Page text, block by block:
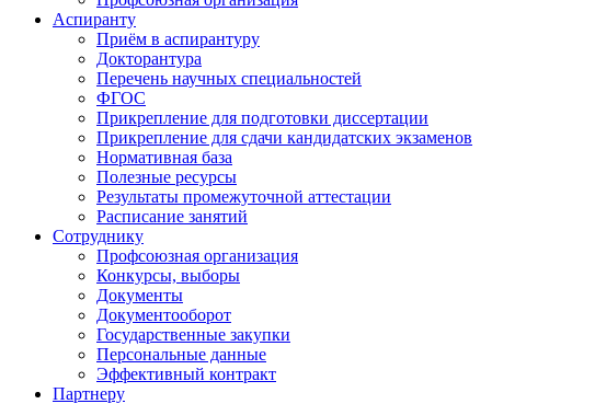
Аспиранту
Приём в аспирантуру
Докторантура
Перечень научных специальностей
ФГОС
Прикрепление для подготовки диссертации
Прикрепление для сдачи кандидатских экзаменов
Нормативная база
Полезные ресурсы
Результаты промежуточной аттестации
Расписание занятий
Сотруднику
Профсоюзная организация
Конкурсы, выборы
Документы
Документооборот
Государственные закупки
Персональные данные
Эффективный контракт
Партнеру